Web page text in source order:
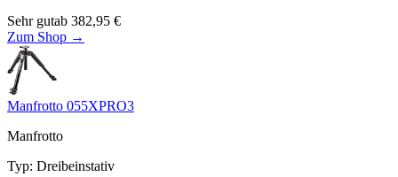
Sehr gutab 382,95 €
Zum Shop →
Manfrotto 055XPRO3
Manfrotto
Typ: Dreibeinstativ